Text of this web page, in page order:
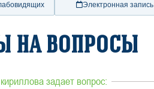
Электронная запись
на вопросы
задает вопрос: